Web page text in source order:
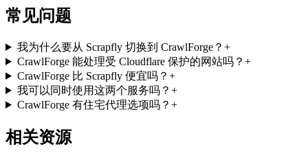
常见问题
我为什么要从 Scrapfly 切换到 CrawlForge？ +
CrawlForge 能处理受 Cloudflare 保护的网站吗？ +
CrawlForge 比 Scrapfly 便宜吗？ +
我可以同时使用这两个服务吗？ +
CrawlForge 有住宅代理选项吗？ +
相关资源